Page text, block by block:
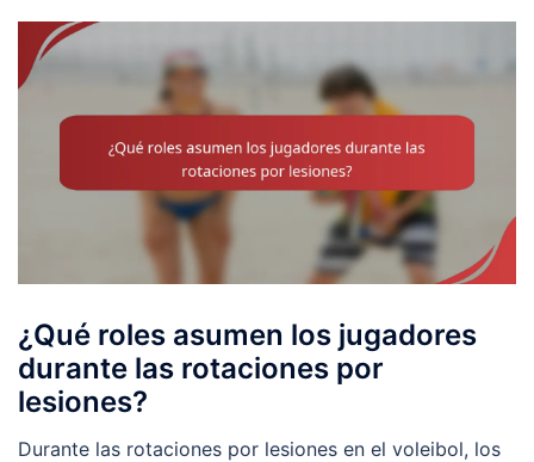
¿Qué roles asumen los jugadores
durante las rotaciones por
lesiones?
Durante las rotaciones por lesiones en el voleibol, los